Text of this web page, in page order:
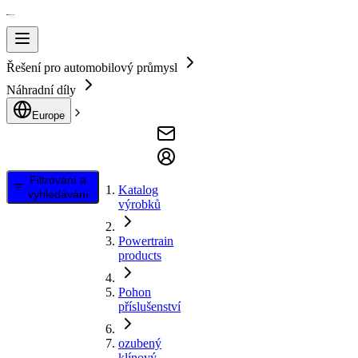
Řešení pro automobilový průmysl
Náhradní díly
Europe
Filtrování a
vyhledávání
Katalog
výrobků
Powertrain
products
Pohon
příslušenství
ozubený